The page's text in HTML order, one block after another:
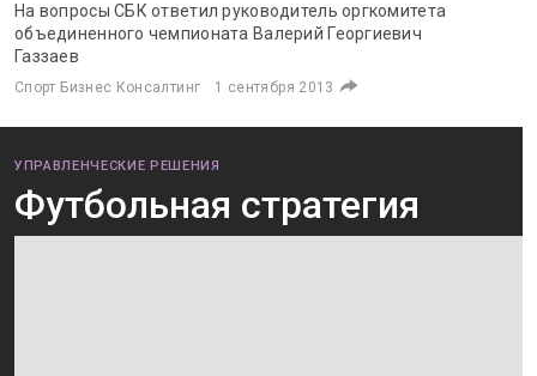
На вопросы СБК ответил руководитель оргкомитета
объединенного чемпионата Валерий Георгиевич
Газзаев
Спорт Бизнес Консалтинг 1 сентября 2013
УПРАВЛЕНЧЕСКИЕ РЕШЕНИЯ
Футбольная стратегия